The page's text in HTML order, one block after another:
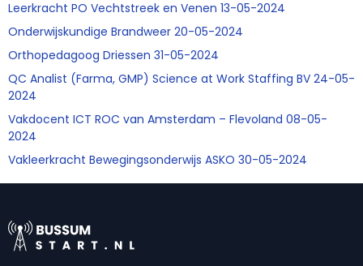
Leerkracht PO Vechtstreek en Venen 13-05-2024
Onderwijskundige Brandweer 20-05-2024
Orthopedagoog Driessen 31-05-2024
QC Analist (Farma, GMP) Science at Work Staffing BV 24-05-
2024
Vakdocent ICT ROC van Amsterdam – Flevoland 08-05-
2024
Vakleerkracht Bewegingsonderwijs ASKO 30-05-2024